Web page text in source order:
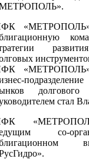
«МЕТРОПОЛЬ»
стал
со-